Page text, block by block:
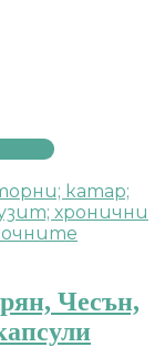
Чесън,